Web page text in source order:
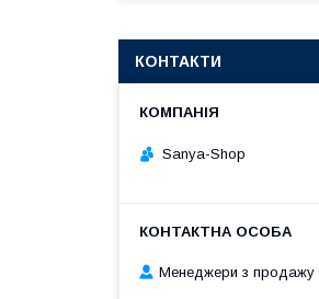
КОНТАКТИ
Sanya-Shop
Менеджери з продажу